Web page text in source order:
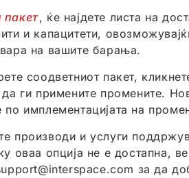
, ќе најдете листа на
и капацитети,
на вашите барања.
соодветниот пакет,
ги примените промените.
имплементацијата на
производи и услуги
оваа опција не е достапна,
за да